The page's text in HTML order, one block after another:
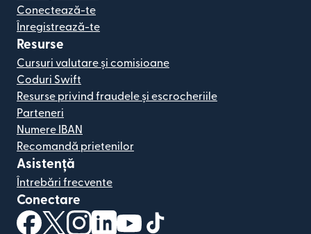
Conectează-te
Înregistrează-te
Resurse
Cursuri valutare și comisioane
Coduri Swift
Resurse privind fraudele și escrocheriile
Parteneri
Numere IBAN
Recomandă prietenilor
Asistență
Întrebări frecvente
Conectare
(se deschide într-o fereastră nouă)
(se deschide într-o fereastră nouă)
(se deschide într-o fereastră nouă)
(se deschide într-o fereastră nouă)
(se deschide într-o fereastră